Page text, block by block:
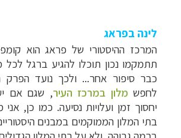
לינה בפראג
המרכז ההיסטורי של פראג הוא
תתמקמו נכון תוכלו להגיע ברגל לכל
כבר סיפור אחר... ולכך נועד הפרק
לחפש מלון במרכז העיר, שגם אם
יחסוך זמן ועלויות נסיעה. כמו כן,
בתי המלון הממוקמים במבנים